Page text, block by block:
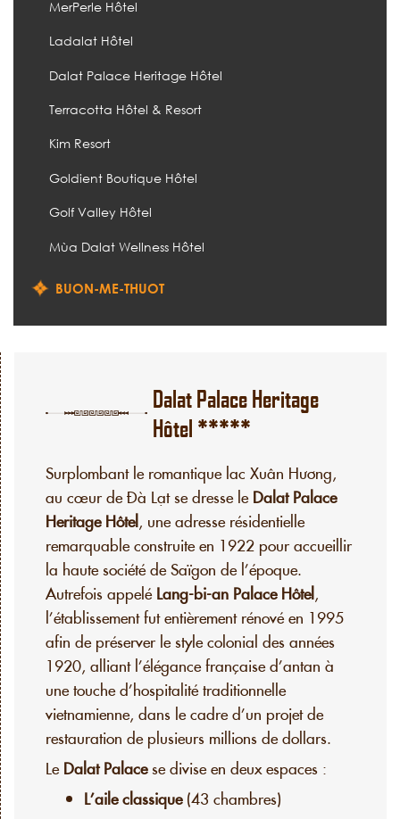
MerPerle Hôtel
Ladalat Hôtel
Dalat Palace Heritage Hôtel
Terracotta Hôtel & Resort
Kim Resort
Goldient Boutique Hôtel
Golf Valley Hôtel
Mùa Dalat Wellness Hôtel
BUON-ME-THUOT
Dalat Palace Heritage
Hôtel *****
Surplombant le romantique lac Xuân Hương,
au cœur de Đà Lạt se dresse le Dalat Palace
Heritage Hôtel, une adresse résidentielle
remarquable construite en 1922 pour accueillir
la haute société de Saïgon de l’époque.
Autrefois appelé Lang-bi-an Palace Hôtel,
l’établissement fut entièrement rénové en 1995
afin de préserver le style colonial des années
1920, alliant l’élégance française d’antan à
une touche d’hospitalité traditionnelle
vietnamienne, dans le cadre d’un projet de
restauration de plusieurs millions de dollars.
Le Dalat Palacese divise en deux espaces :
L’aile classique(43 chambres)